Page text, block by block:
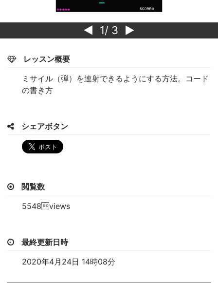
1/ 3
レッスン概要
ミサイル（弾）を連射できるようにする方法。コード
の書き方
シェアボタン
閲覧数
5548views
最終更新日時
2020年4月24日 14時08分